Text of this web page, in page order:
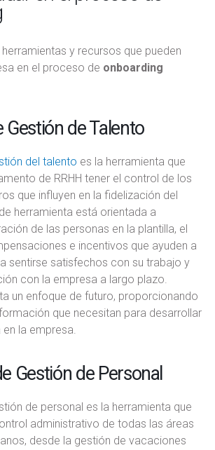
y recursos que pueden
en el proceso de onboarding
de Talento
del talento es la herramienta que
de RRHH tener el control de los
que influyen en la fidelización del
herramienta está orientada a
de las personas en la plantilla, el
e incentivos que ayuden a
sentirse satisfechos con su trabajo y
con la empresa a largo plazo.
un enfoque de futuro, proporcionando
que necesitan para desarrollar
en la empresa.
Gestión de Personal
de personal es la herramienta que
administrativo de todas las áreas
desde la gestión de vacaciones